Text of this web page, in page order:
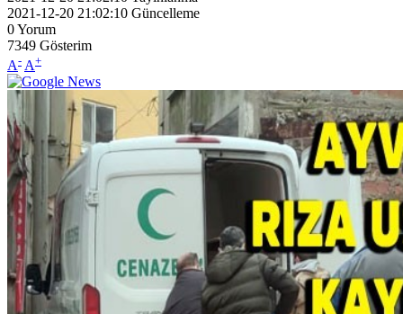
2021-12-20 21:02:10 Güncelleme
0Yorum
7349 Gösterim
A- A+